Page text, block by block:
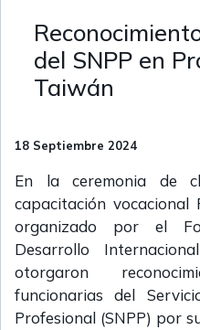
del SNPP en
Taiwán
18 Septiembre 2024
En la ceremonia de
capacitación vocacional
organizado por el
Desarrollo
otorgaron
funcionarias del
Profesional (SNPP) por